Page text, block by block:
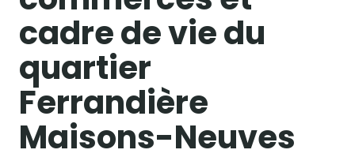
cadre de vie du
quartier
Ferrandière
Maisons-Neuves